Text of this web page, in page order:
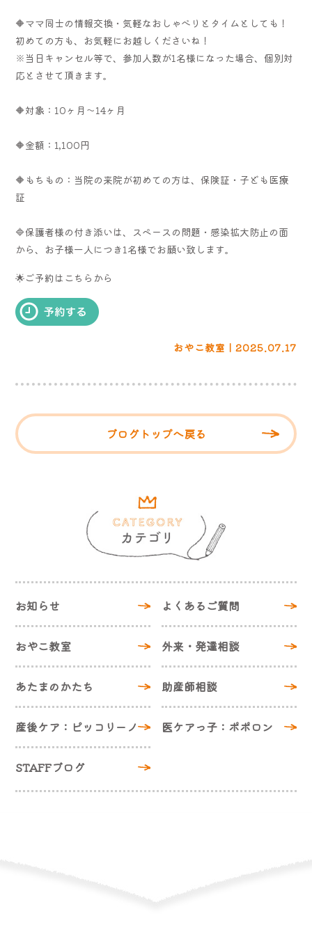
🔶ママ同士の情報交換・気軽なおしゃべりとタイムとしても！
初めての方も、お気軽にお越しくださいね！
※当日キャンセル等で、参加人数が1名様になった場合、個別対
応とさせて頂きます。
🔶対象：10ヶ月～14ヶ月
🔶金額：1,100円
🔶もちもの：当院の来院が初めての方は、保険証・子ども医療
証
🔷保護者様の付き添いは、スペースの問題・感染拡大防止の面
から、お子様一人につき1名様でお願い致します。
🌟ご予約はこちらから
おやこ教室 | 2025.07.17
ブログトップへ戻る
お知らせ よくあるご質問
おやこ教室 外来・発達相談
あたまのかたち 助産師相談
産後ケア：ピッコリーノ 医ケアっ子：ポポロン
STAFFブログ